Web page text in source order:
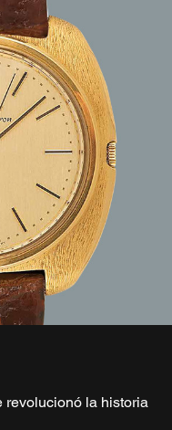
revolucionó la historia